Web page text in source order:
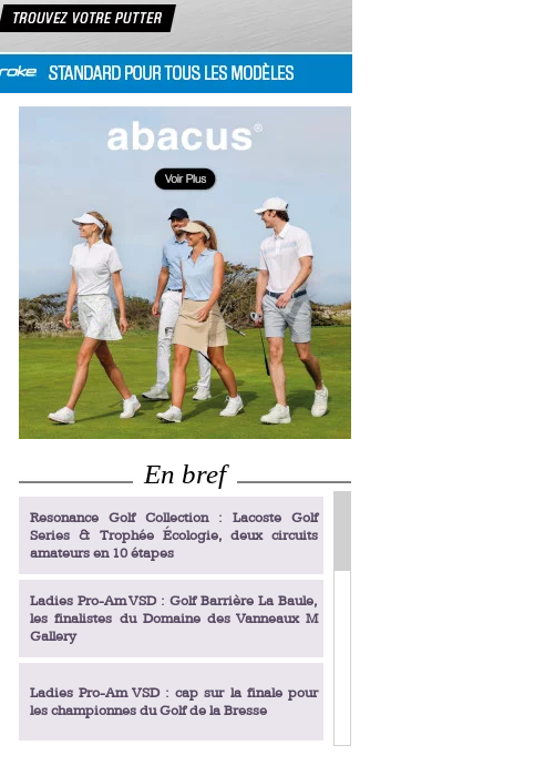
En bref
Resonance Golf Collection : Lacoste Golf
Series & Trophée Écologie, deux circuits
amateurs en 10 étapes
Ladies Pro-Am VSD : Golf Barrière La Baule,
les finalistes du Domaine des Vanneaux M
Gallery
Ladies Pro-Am VSD : cap sur la finale pour
les championnes du Golf de la Bresse